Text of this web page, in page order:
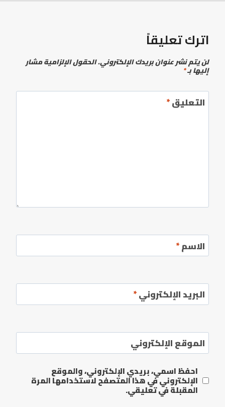
اترك تعليقاً
لن يتم نشر عنوان بريدك الإلكتروني.الحقول الإلزامية مشار
إليها بـ*
التعليق*
الاسم*
البريد الإلكتروني*
الموقع الإلكتروني
احفظ اسمي، بريدي الإلكتروني، والموقع
الإلكتروني في هذا المتصفح لاستخدامها المرة
المقبلة في تعليقي.